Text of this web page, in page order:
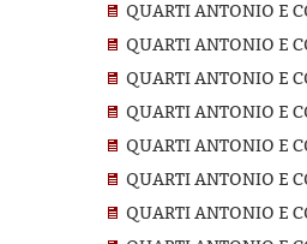
QUARTI ANTONIO E
QUARTI ANTONIO E
QUARTI ANTONIO E
QUARTI ANTONIO E
QUARTI ANTONIO E
QUARTI ANTONIO E
QUARTI ANTONIO E